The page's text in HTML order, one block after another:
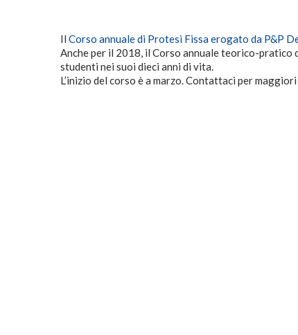
IlCorso annuale di Protesi Fissa erogato da P&P
Anche per il 2018, il Corso annuale teorico-
studenti nei suoi dieci anni di vita.
L’inizio del corso è a marzo. Contattaci per